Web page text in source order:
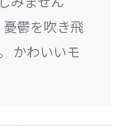
鬱を吹き飛
かわいいモ